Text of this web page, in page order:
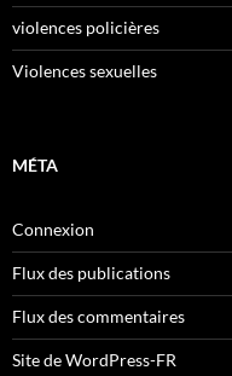
violences policières
Violences sexuelles
MÉTA
Connexion
Flux des publications
Flux des commentaires
Site de WordPress-FR